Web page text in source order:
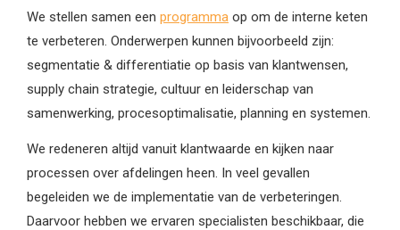
We stellen samen een programma op om de interne keten
te verbeteren. Onderwerpen kunnen bijvoorbeeld zijn:
segmentatie & differentiatie op basis van klantwensen,
supply chain strategie, cultuur en leiderschap van
samenwerking, procesoptimalisatie, planning en systemen.
We redeneren altijd vanuit klantwaarde en kijken naar
processen over afdelingen heen. In veel gevallen
begeleiden we de implementatie van de verbeteringen.
Daarvoor hebben we ervaren specialisten beschikbaar, die